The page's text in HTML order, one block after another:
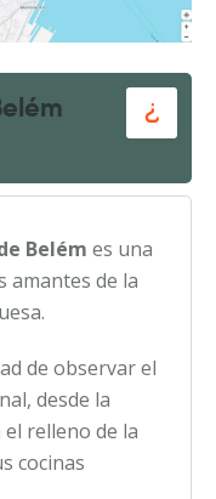
Belém es una
amantes de la
de observar el
desde la
relleno de la
cocinas